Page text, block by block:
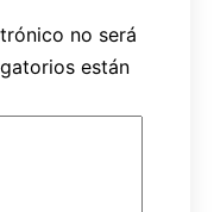
no será
están